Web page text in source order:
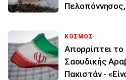
Πελοπόννησος,
ΚΟΣΜΟΣ
Απορρίπτει το
Σαουδικής
Πακιστάν -